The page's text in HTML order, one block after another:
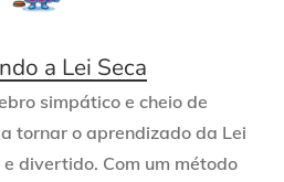
a Lei Seca
simpático e cheio de
tornar o aprendizado da Lei
divertido. Com um método